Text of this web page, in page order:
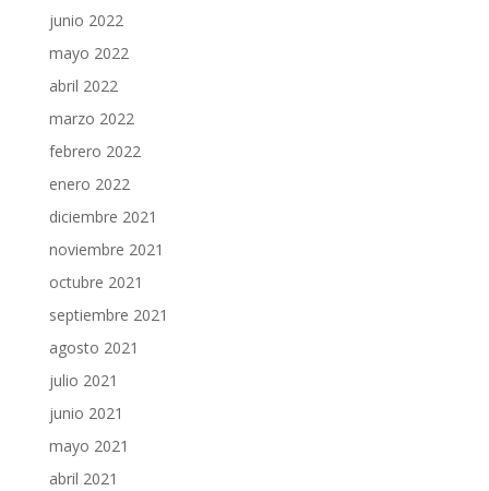
junio 2022
mayo 2022
abril 2022
marzo 2022
febrero 2022
enero 2022
diciembre 2021
noviembre 2021
octubre 2021
septiembre 2021
agosto 2021
julio 2021
junio 2021
mayo 2021
abril 2021